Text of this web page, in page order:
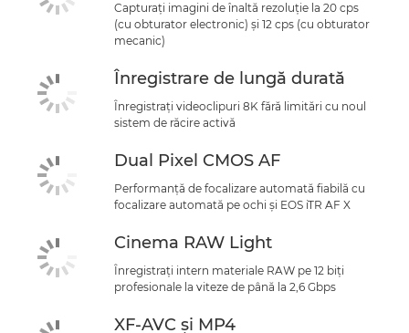
Capturaţi imagini de înaltă rezoluţie la 20 cps
(cu obturator electronic) şi 12 cps (cu obturator
mecanic)
Înregistrare de lungă durată
Înregistraţi videoclipuri 8K fără limitări cu noul
sistem de răcire activă
Dual Pixel CMOS AF
Performanţă de focalizare automată fiabilă cu
focalizare automată pe ochi şi EOS iTR AF X
Cinema RAW Light
Înregistraţi intern materiale RAW pe 12 biţi
profesionale la viteze de până la 2,6 Gbps
XF-AVC şi MP4